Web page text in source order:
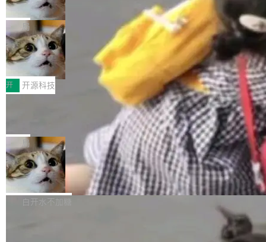
（<a href="https://bugzilla.mozilla.org/show_
bug.cgi?id=204...
orkers 跑了十年 Isolate。用 CEO Matthew Pri
nce 的话说：「我们一生都在用 Isolate 运行代
码，而 AI Agent 不需要容器，它们需要的是 Iso
late。」 容器为什么不合适 容器的问题在于启动
和销毁都太重了。一个 Agent 要执行的任务可能
只需要几毫秒的 CPU 时间，但容器从冷启动到
就绪要花数秒。如果未来有十...
诉讼，称“Apple is getting this wron
g”
上个月，苹果一纸诉状把 OpenAI 告上法庭，指
控其挖角苹果前员工并窃取商业秘密。苹果的诉
状把 OpenAI 描述成一个系统性地从前东家挖
人、套取机密信息的对手。 OpenAI 没发律师
函，也没选择庭外沉默。它在官网贴了一篇博
文，标题只有六个字：Apple is getting this wro
ng。 然后，它把邮件往来和 iMessage 聊天记
录全贴了出来。 他发错人了 苹果外部律师 Gabr
iel Gross 来自 Weil 律所，2 月 23 日下午 5:53
给 OpenAI 总法律顾问 Che Chang 发了封邮
件，附了一封长信，要求 OpenAI 配合调查前苹
果员工带走机密信...
局
HUAWEI MatePad Edge上架WorkBu
ddy鸿蒙PC版，说话就能干活的AI办公
搭子
全能AI工作台WorkBuddy鸿蒙PC版上架HUAWE
I MatePad Edge应用市场，直接下载即可使
用，与鸿蒙电脑上的体验一致。值得一提的是，
这是目前市面上唯一支持平板接入WorkBuddy P
C版的产品，搭载“人机双写”重磅功能——你写
你的，AI写AI的，同屏协作互不干扰。一句话让
AI帮你干活，现在开启全新体验！ 温馨提示：
体验WorkBuddy鸿蒙PC版前，请将 HUAWEI M
atePad Edge 升级至 HarmonyOS 6.1.0.135S
P9 patch03及以上版本。 *升级路径：设置 > 搜
开 开源科技
FFmpeg 9.0 发布：代号“Lei”，以此纪
全球知名开源多媒体框架 FFmpeg 今天正式发
布了 9.0 版本。这个版本除了带来新一代音视频
处理能力和硬件加速支持之外，还有一个特殊之
处：FFmpeg 9.0 的代号是“Lei”。 这个名字，
来自中国开发者雷霄骅（Lei Xiaohua）。 对于
很多中国音视频开发者而言，这个名字并不陌
局
亚马逊成本失控：AI 写代码烧掉 1215
万元，超预算 860%
外媒近日曝光了亚马逊的多份内部报告显示，AI
导致公司在多个项目上超支。《金融时报》报道
白开水不加糖